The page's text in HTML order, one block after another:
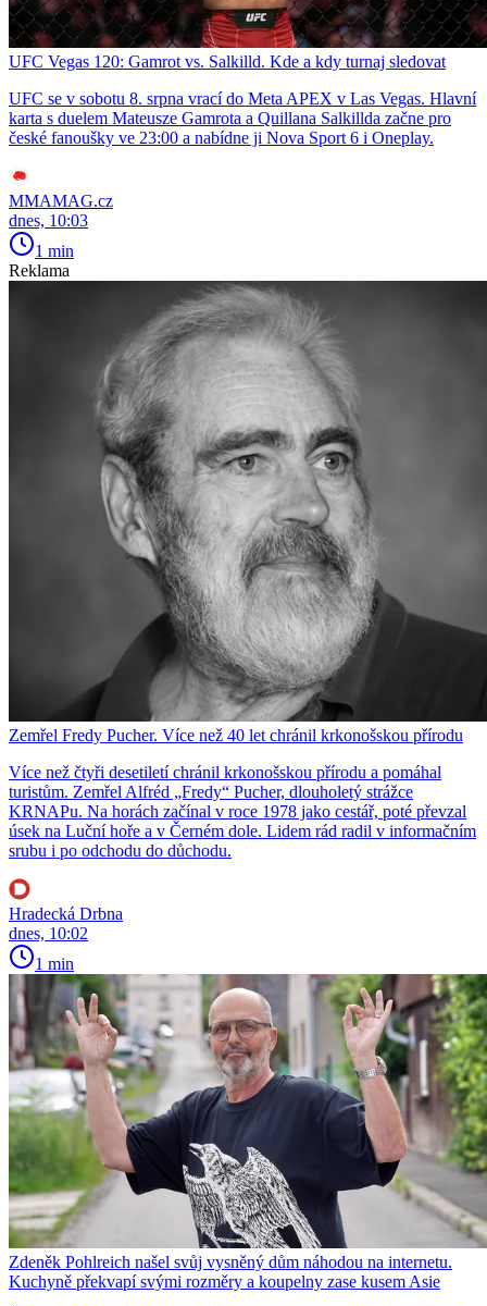
UFC Vegas 120: Gamrot vs. Salkilld. Kde a kdy turnaj sledovat
UFC se v sobotu 8. srpna vrací do Meta APEX v Las Vegas. Hlavní
karta s duelem Mateusze Gamrota a Quillana Salkillda začne pro
české fanoušky ve 23:00 a nabídne ji Nova Sport 6 i Oneplay.
MMAMAG.cz
dnes, 10:03
1 min
Reklama
Zemřel Fredy Pucher. Více než 40 let chránil krkonošskou přírodu
Více než čtyři desetiletí chránil krkonošskou přírodu a pomáhal
turistům. Zemřel Alfréd „Fredy“ Pucher, dlouholetý strážce
KRNAPu. Na horách začínal v roce 1978 jako cestář, poté převzal
úsek na Luční hoře a v Černém dole. Lidem rád radil v informačním
srubu i po odchodu do důchodu.
Hradecká Drbna
dnes, 10:02
1 min
Zdeněk Pohlreich našel svůj vysněný dům náhodou na internetu.
Kuchyně překvapí svými rozměry a koupelny zase kusem Asie